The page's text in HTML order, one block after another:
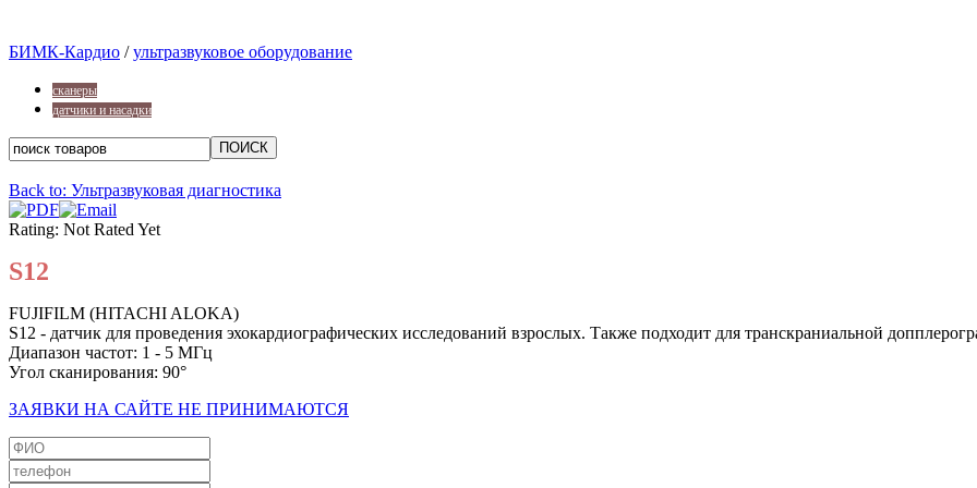
БИМК-Кардио /ультразвуковое оборудование
сканеры
датчики и насадки
Back to: Ультразвуковая диагностика
Rating: Not Rated Yet
S12
FUJIFILM (HITACHI ALOKA)
S12 - датчик для проведения эхокардиографических исследований взрослых. Также подходит для транскраниальной
Диапазон частот: 1 - 5 МГц
Угол сканирования: 90°
ЗАЯВКИ НА САЙТЕ НЕ ПРИНИМАЮТСЯ